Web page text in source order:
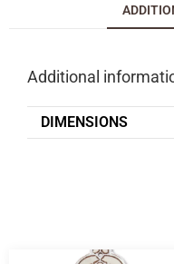
Additional
DIMENSIONS